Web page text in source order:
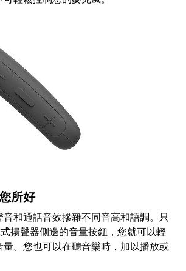
所好
和通話音效摻雜不同音高和語調。只
揚聲器側邊的音量按鈕，您就可以輕
量。您也可以在聽音樂時，加以播放或